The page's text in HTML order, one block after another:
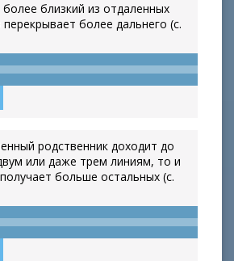
близкий из отдаленных
более дальнего (с.
родственник доходит до
или даже трем линиям, то и
больше остальных (с.